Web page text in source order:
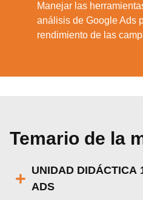
Manejar las
análisis de Google Ads
rendimiento de las
Temario de la
UNIDAD DIDÁCTICA
ADS